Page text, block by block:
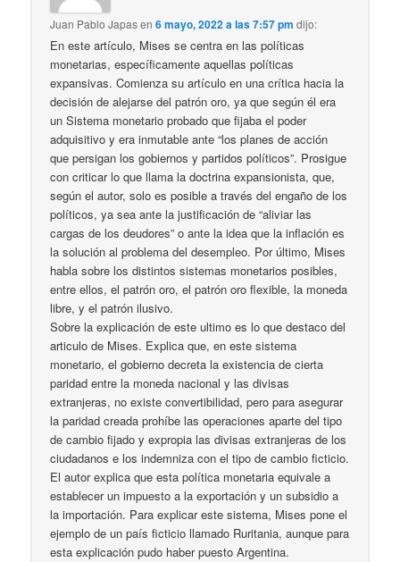
Juan Pablo Japasen6 mayo, 2022 a las 7:57 pm dijo:
En este artículo, Mises se centra en las políticas
monetarias, específicamente aquellas políticas
expansivas. Comienza su artículo en una crítica hacia la
decisión de alejarse del patrón oro, ya que según él era
un Sistema monetario probado que fijaba el poder
adquisitivo y era inmutable ante “los planes de acción
que persigan los gobiernos y partidos políticos”. Prosigue
con criticar lo que llama la doctrina expansionista, que,
según el autor, solo es posible a través del engaño de los
políticos, ya sea ante la justificación de “aliviar las
cargas de los deudores” o ante la idea que la inflación es
la solución al problema del desempleo. Por último, Mises
habla sobre los distintos sistemas monetarios posibles,
entre ellos, el patrón oro, el patrón oro flexible, la moneda
libre, y el patrón ilusivo.
Sobre la explicación de este ultimo es lo que destaco del
articulo de Mises. Explica que, en este sistema
monetario, el gobierno decreta la existencia de cierta
paridad entre la moneda nacional y las divisas
extranjeras, no existe convertibilidad, pero para asegurar
la paridad creada prohíbe las operaciones aparte del tipo
de cambio fijado y expropia las divisas extranjeras de los
ciudadanos e los indemniza con el tipo de cambio ficticio.
El autor explica que esta política monetaria equivale a
establecer un impuesto a la exportación y un subsidio a
la importación. Para explicar este sistema, Mises pone el
ejemplo de un país ficticio llamado Ruritania, aunque para
esta explicación pudo haber puesto Argentina.